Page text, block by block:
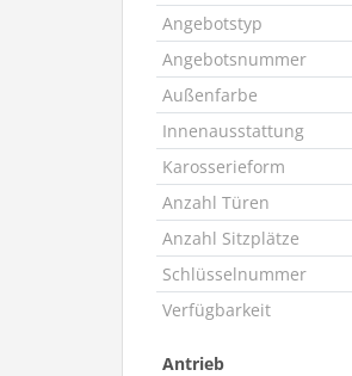
Angebotstyp
Angebotsnummer
Außenfarbe
Innenausstattung
Karosserieform
Anzahl Türen
Anzahl Sitzplätze
Schlüsselnummer
Verfügbarkeit
Antrieb